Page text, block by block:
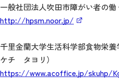
一般社団法人吹田市障がい者の
http://hpsm.noor.jp/
千里金蘭大学生活科学部食物栄
ケチ タヨリ）
https://www.acoffice.jp/skuhp/